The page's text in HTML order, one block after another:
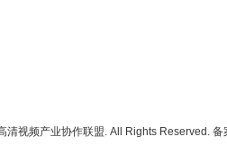
视频产业协作联盟. All Rights Reserved. 备